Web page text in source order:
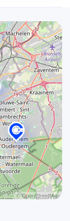
© OpenStreetMap